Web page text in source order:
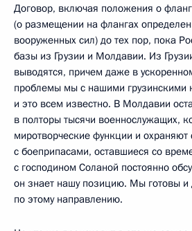
Договор, включая положения о
(о размещении на флангах
вооруженных сил) до тех пор, пока
базы из Грузии и Молдавии. Из
выводятся, причем даже в
проблемы мы с нашими грузинскими
и это всем известно. В Молдавии
в полторы тысячи военнослужащих,
миротворческие функции и охраняют
с боеприпасами, оставшиеся со
с господином Соланой постоянно
он знает нашу позицию. Мы готовы и
по этому направлению.